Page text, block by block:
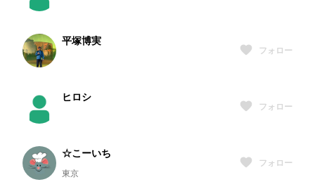
平塚博実
フォロー
ヒロシ
フォロー
☆こーいち
東京
フォロー